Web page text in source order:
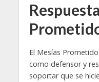
El Mesías
como defensor y
soportar que se